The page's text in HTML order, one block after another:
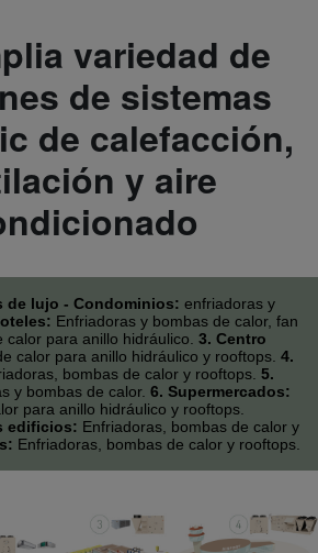
variedad de
de sistemas
de calefacción,
y aire
de lujo - Condominios: enfriadoras y
Enfriadoras y bombas de calor, fan
calor para anillo hidráulico. 3. Centro
calor para anillo hidráulico y rooftops. 4.
bombas de calor y rooftops. 5.
y bombas de calor. 6. Supermercados:
para anillo hidráulico y rooftops.
edificios: Enfriadoras, bombas de calor y
Enfriadoras, bombas de calor y rooftops.